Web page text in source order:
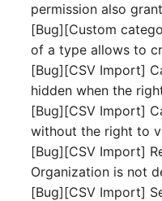
permission also
[Bug][Custom
of a type allows to
[Bug][CSV Import]
hidden when the
[Bug][CSV Import]
without the right to
[Bug][CSV Import]
Organization is not
[Bug][CSV Import]